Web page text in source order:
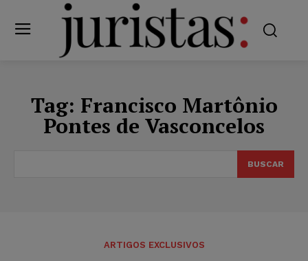
Tag: Francisco Martônio
Pontes de Vasconcelos
BUSCAR
ARTIGOS EXCLUSIVOS